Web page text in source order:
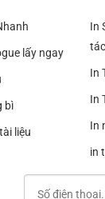
lấy ngay
bì
liệu
In
In
In
In
in